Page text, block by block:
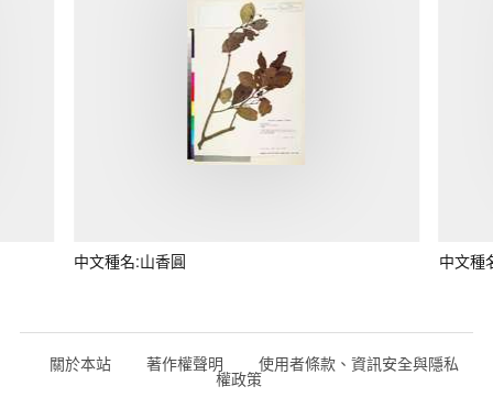
中文種名:山香圓 中文種
關於本站 著作權聲明 使用者條款、資訊安全與隱私
權政策